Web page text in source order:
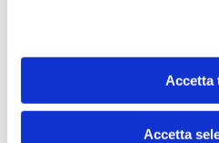
Accetta
Accetta